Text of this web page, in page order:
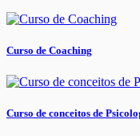
Curso de Coaching
Curso de conceitos de